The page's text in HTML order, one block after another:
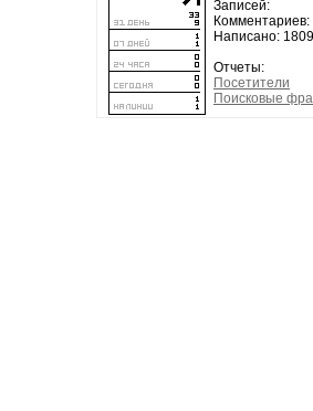
Записей:
Комментариев:
Написано:
Отчеты:
Посетители
Поисковые